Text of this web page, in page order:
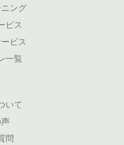
ング
ビス
ビス
一覧
いて
問